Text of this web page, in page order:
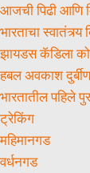
आजची पिढी आणि
भारताचा स्वातंत्र्य
झायडस कॅडिला
हबल अवकाश दुर्बीण
भारतातील पहिले
ट्रेकिंग
महिमानगड
वर्धनगड